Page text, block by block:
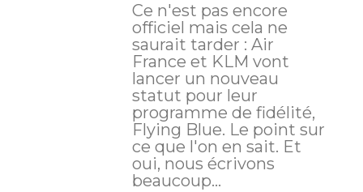
Ce n'est pas encore
officiel mais cela ne
saurait tarder : Air
France et KLM vont
lancer un nouveau
statut pour leur
programme de fidélité,
Flying Blue. Le point sur
ce que l'on en sait. Et
oui, nous écrivons
beaucoup...